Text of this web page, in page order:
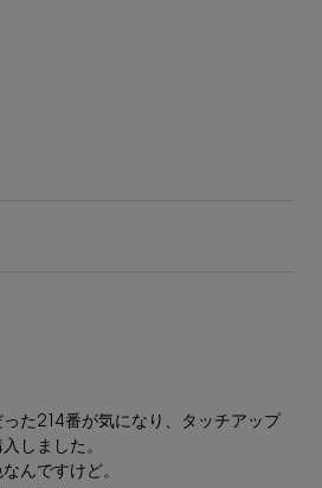
た214番が気になり、タッチアップ
しました。
んですけど。